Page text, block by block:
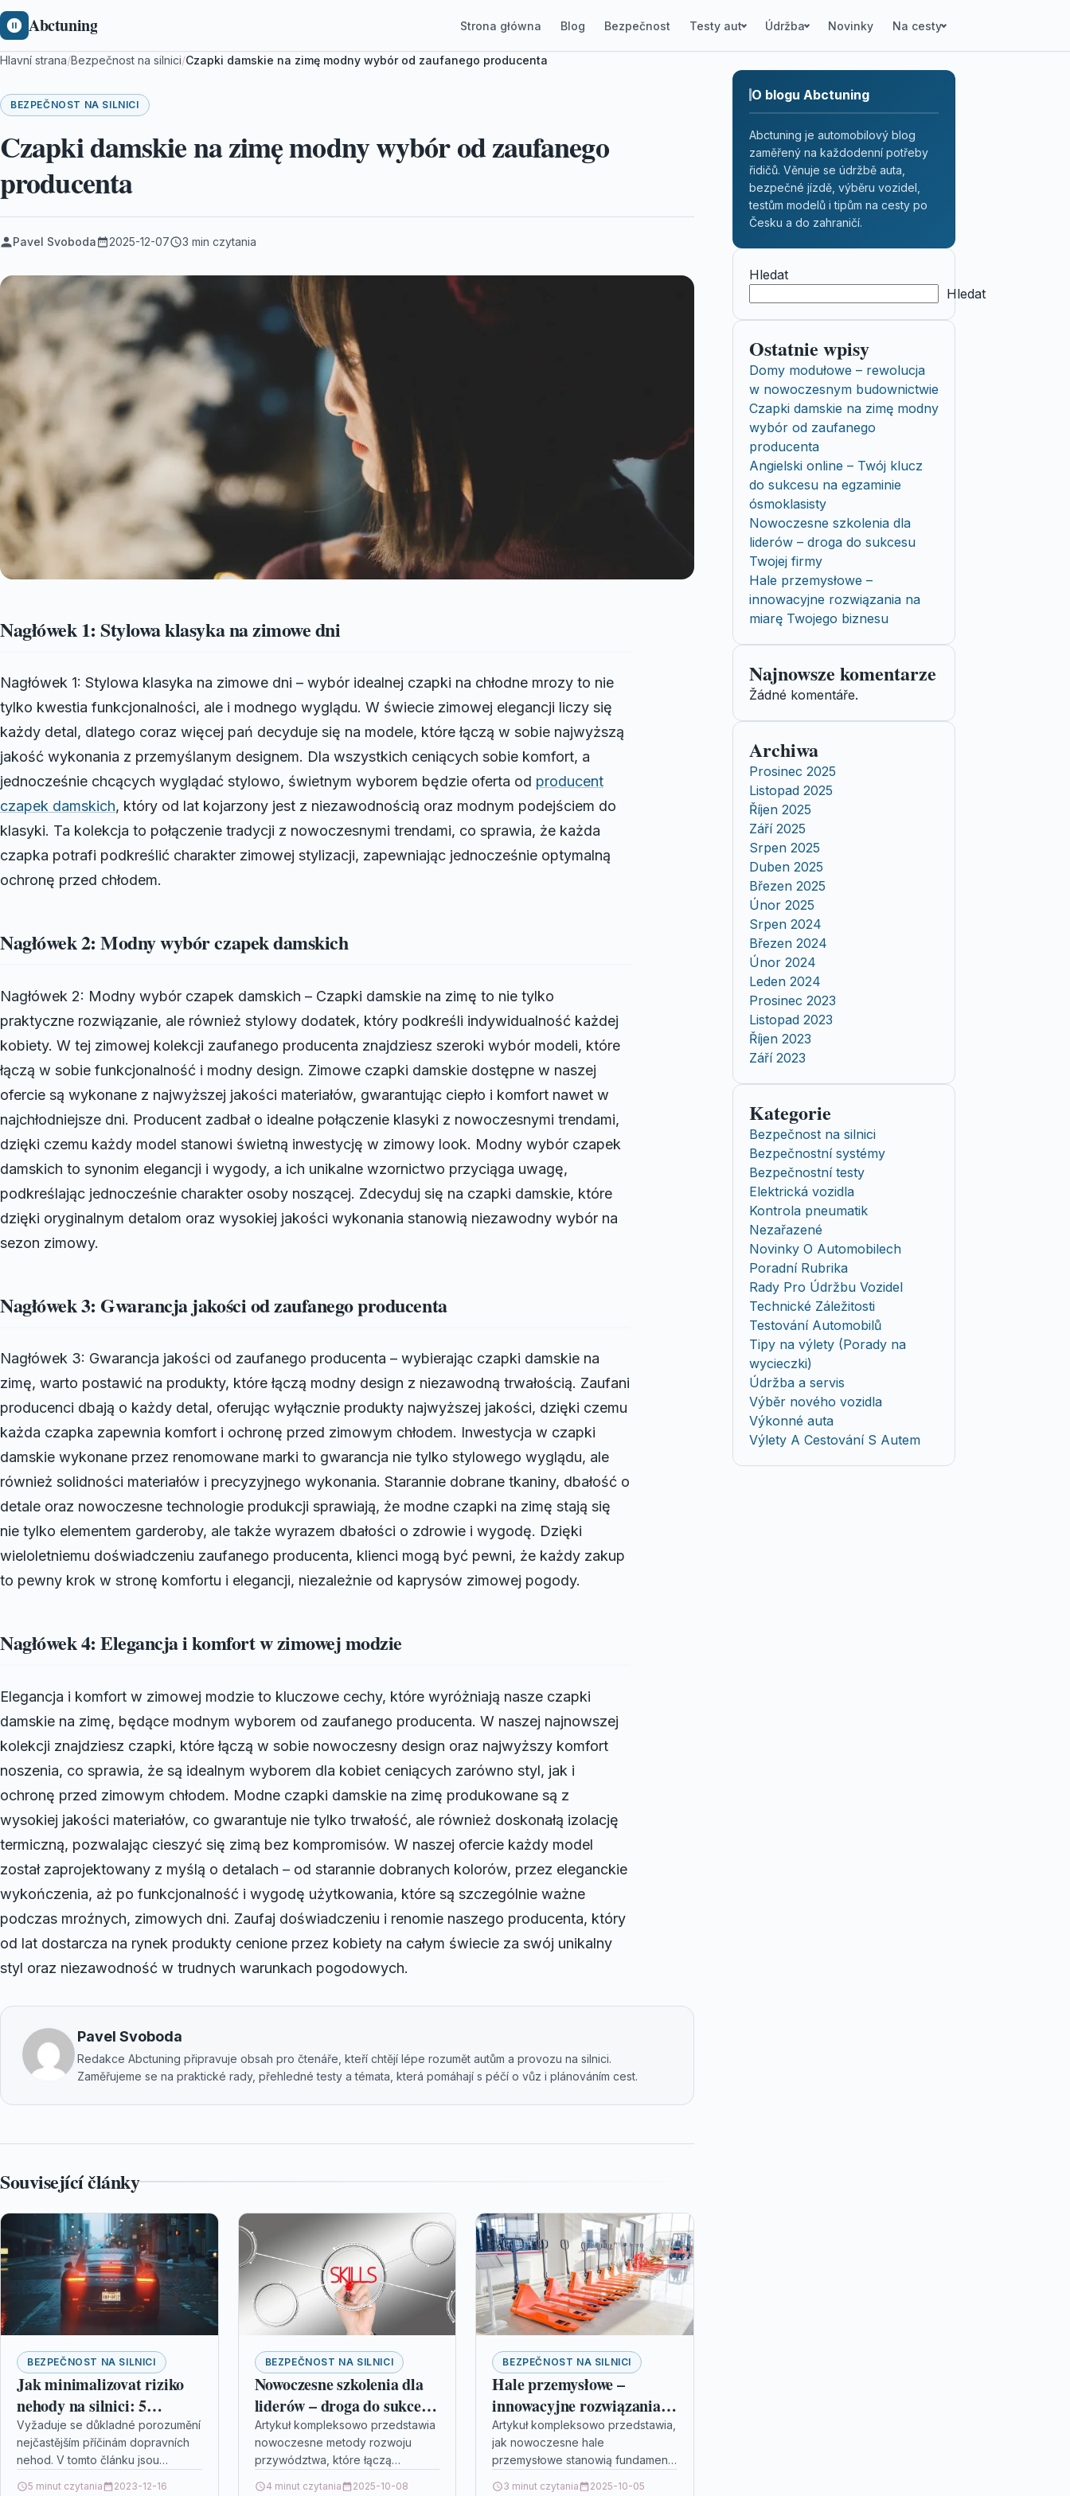
Abctuning Strona główna Blog Bezpečnost Testy aut Údržba Novinky Na cesty
Hlavní strana/Bezpečnost na silnici/Czapki damskie na zimę modny wybór od zaufanego producenta
BEZPEČNOST NA SILNICI
Czapki damskie na zimę modny wybór od zaufanego
producenta
Pavel Svoboda 2025-12-07 3 min czytania
Nagłówek 1: Stylowa klasyka na zimowe dni
Nagłówek 1: Stylowa klasyka na zimowe dni – wybór idealnej czapki na chłodne mrozy to nie
tylko kwestia funkcjonalności, ale i modnego wyglądu. W świecie zimowej elegancji liczy się
każdy detal, dlatego coraz więcej pań decyduje się na modele, które łączą w sobie najwyższą
jakość wykonania z przemyślanym designem. Dla wszystkich ceniących sobie komfort, a
jednocześnie chcących wyglądać stylowo, świetnym wyborem będzie oferta od producent
czapek damskich, który od lat kojarzony jest z niezawodnością oraz modnym podejściem do
klasyki. Ta kolekcja to połączenie tradycji z nowoczesnymi trendami, co sprawia, że każda
czapka potrafi podkreślić charakter zimowej stylizacji, zapewniając jednocześnie optymalną
ochronę przed chłodem.
Nagłówek 2: Modny wybór czapek damskich
Nagłówek 2: Modny wybór czapek damskich – Czapki damskie na zimę to nie tylko
praktyczne rozwiązanie, ale również stylowy dodatek, który podkreśli indywidualność każdej
kobiety. W tej zimowej kolekcji zaufanego producenta znajdziesz szeroki wybór modeli, które
łączą w sobie funkcjonalność i modny design. Zimowe czapki damskie dostępne w naszej
ofercie są wykonane z najwyższej jakości materiałów, gwarantując ciepło i komfort nawet w
najchłodniejsze dni. Producent zadbał o idealne połączenie klasyki z nowoczesnymi trendami,
dzięki czemu każdy model stanowi świetną inwestycję w zimowy look. Modny wybór czapek
damskich to synonim elegancji i wygody, a ich unikalne wzornictwo przyciąga uwagę,
podkreślając jednocześnie charakter osoby noszącej. Zdecyduj się na czapki damskie, które
dzięki oryginalnym detalom oraz wysokiej jakości wykonania stanowią niezawodny wybór na
sezon zimowy.
Nagłówek 3: Gwarancja jakości od zaufanego producenta
Nagłówek 3: Gwarancja jakości od zaufanego producenta – wybierając czapki damskie na
zimę, warto postawić na produkty, które łączą modny design z niezawodną trwałością. Zaufani
producenci dbają o każdy detal, oferując wyłącznie produkty najwyższej jakości, dzięki czemu
każda czapka zapewnia komfort i ochronę przed zimowym chłodem. Inwestycja w czapki
damskie wykonane przez renomowane marki to gwarancja nie tylko stylowego wyglądu, ale
również solidności materiałów i precyzyjnego wykonania. Starannie dobrane tkaniny, dbałość o
detale oraz nowoczesne technologie produkcji sprawiają, że modne czapki na zimę stają się
nie tylko elementem garderoby, ale także wyrazem dbałości o zdrowie i wygodę. Dzięki
wieloletniemu doświadczeniu zaufanego producenta, klienci mogą być pewni, że każdy zakup
to pewny krok w stronę komfortu i elegancji, niezależnie od kaprysów zimowej pogody.
Nagłówek 4: Elegancja i komfort w zimowej modzie
Elegancja i komfort w zimowej modzie to kluczowe cechy, które wyróżniają nasze czapki
damskie na zimę, będące modnym wyborem od zaufanego producenta. W naszej najnowszej
kolekcji znajdziesz czapki, które łączą w sobie nowoczesny design oraz najwyższy komfort
noszenia, co sprawia, że są idealnym wyborem dla kobiet ceniących zarówno styl, jak i
ochronę przed zimowym chłodem. Modne czapki damskie na zimę produkowane są z
wysokiej jakości materiałów, co gwarantuje nie tylko trwałość, ale również doskonałą izolację
termiczną, pozwalając cieszyć się zimą bez kompromisów. W naszej ofercie każdy model
został zaprojektowany z myślą o detalach – od starannie dobranych kolorów, przez eleganckie
wykończenia, aż po funkcjonalność i wygodę użytkowania, które są szczególnie ważne
podczas mroźnych, zimowych dni. Zaufaj doświadczeniu i renomie naszego producenta, który
od lat dostarcza na rynek produkty cenione przez kobiety na całym świecie za swój unikalny
styl oraz niezawodność w trudnych warunkach pogodowych.
Pavel Svoboda
Redakce Abctuning připravuje obsah pro čtenáře, kteří chtějí lépe rozumět autům a provozu na silnici.
Zaměřujeme se na praktické rady, přehledné testy a témata, která pomáhají s péčí o vůz i plánováním cest.
Související články
BEZPEČNOST NA SILNICI
Jak minimalizovat riziko
nehody na silnici: 5
klíčových tipů pro řidiče
Vyžaduje se důkladné porozumění
nejčastějším příčinám dopravních
nehod. V tomto článku jsou
5 minut czytania 2023-12-16
BEZPEČNOST NA SILNICI
Nowoczesne szkolenia dla
liderów – droga do sukcesu
Twojej firmy
Artykuł kompleksowo przedstawia
nowoczesne metody rozwoju
przywództwa, które łączą
4 minut czytania 2025-10-08
BEZPEČNOST NA SILNICI
Hale przemysłowe –
innowacyjne rozwiązania
na miarę Twojego biznesu
Artykuł kompleksowo przedstawia,
jak nowoczesne hale
przemysłowe stanowią fundament
3 minut czytania 2025-10-05
O blogu Abctuning
Abctuning je automobilový blog
zaměřený na každodenní potřeby
řidičů. Věnuje se údržbě auta,
bezpečné jízdě, výběru vozidel,
testům modelů i tipům na cesty po
Česku a do zahraničí.
Hledat
Hledat
Ostatnie wpisy
Domy modułowe – rewolucja
w nowoczesnym budownictwie
Czapki damskie na zimę modny
wybór od zaufanego
producenta
Angielski online – Twój klucz
do sukcesu na egzaminie
ósmoklasisty
Nowoczesne szkolenia dla
liderów – droga do sukcesu
Twojej firmy
Hale przemysłowe –
innowacyjne rozwiązania na
miarę Twojego biznesu
Najnowsze komentarze
Žádné komentáře.
Archiwa
Prosinec 2025
Listopad 2025
Říjen 2025
Září 2025
Srpen 2025
Duben 2025
Březen 2025
Únor 2025
Srpen 2024
Březen 2024
Únor 2024
Leden 2024
Prosinec 2023
Listopad 2023
Říjen 2023
Září 2023
Kategorie
Bezpečnost na silnici
Bezpečnostní systémy
Bezpečnostní testy
Elektrická vozidla
Kontrola pneumatik
Nezařazené
Novinky O Automobilech
Poradní Rubrika
Rady Pro Údržbu Vozidel
Technické Záležitosti
Testování Automobilů
Tipy na výlety (Porady na
wycieczki)
Údržba a servis
Výběr nového vozidla
Výkonné auta
Výlety A Cestování S Autem